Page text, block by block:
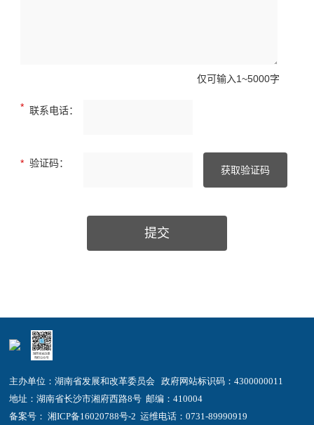
主办单位：湖南省发展和改革委员会 政府网站标识码：4300000011
地址：湖南省长沙市湘府西路8号 邮编：410004
备案号： 湘ICP备16020788号-2 运维电话：0731-89990919